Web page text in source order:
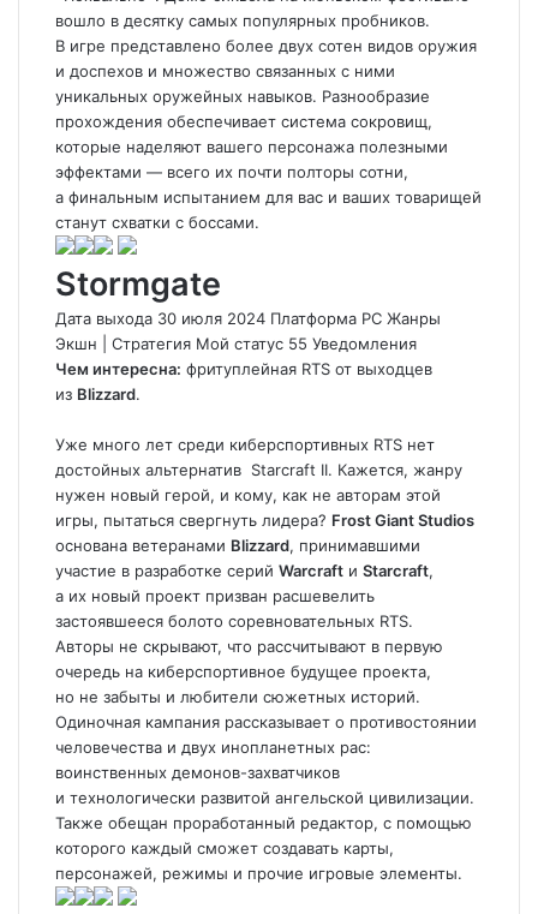
вошло в десятку самых популярных пробников.
В игре представлено более двух сотен видов оружия
и доспехов и множество связанных с ними
уникальных оружейных навыков. Разнообразие
прохождения обеспечивает система сокровищ,
которые наделяют вашего персонажа полезными
эффектами — всего их почти полторы сотни,
а финальным испытанием для вас и ваших товарищей
станут схватки с боссами.
Stormgate
Дата выхода 30 июля 2024 Платформа PC Жанры
Экшн
Стратегия Мой статус 55 Уведомления
Чем интересна: фритуплейная RTS от выходцев
из Blizzard.
Уже много лет среди киберспортивных RTS нет
достойных альтернатив Starcraft II. Кажется, жанру
нужен новый герой, и кому, как не авторам этой
игры, пытаться свергнуть лидера? Frost Giant Studios
основана ветеранами Blizzard, принимавшими
участие в разработке серий Warcraft и Starcraft,
а их новый проект призван расшевелить
застоявшееся болото соревновательных RTS.
Авторы не скрывают, что рассчитывают в первую
очередь на киберспортивное будущее проекта,
но не забыты и любители сюжетных историй.
Одиночная кампания рассказывает о противостоянии
человечества и двух инопланетных рас:
воинственных демонов-захватчиков
и технологически развитой ангельской цивилизации.
Также обещан проработанный редактор, с помощью
которого каждый сможет создавать карты,
персонажей, режимы и прочие игровые элементы.